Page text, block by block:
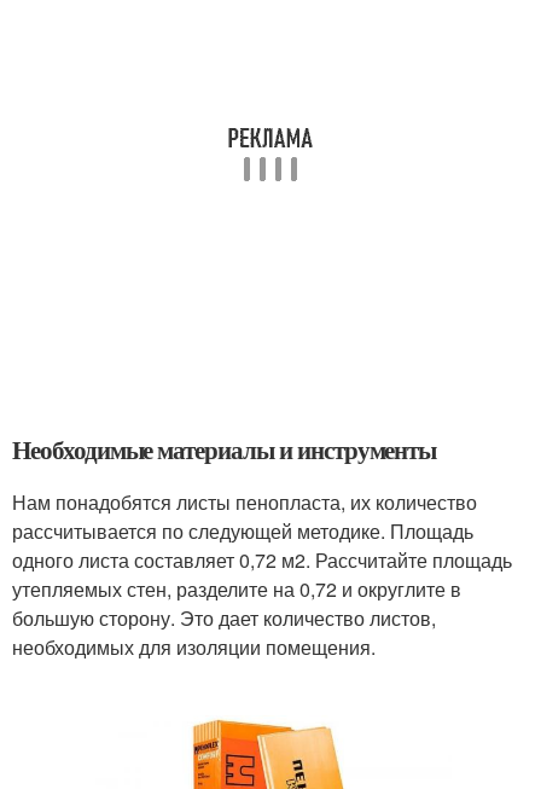
Необходимые материалы и инструменты
Нам понадобятся листы пенопласта, их количество
рассчитывается по следующей методике. Площадь
одного листа составляет 0,72 м2. Рассчитайте площадь
утепляемых стен, разделите на 0,72 и округлите в
большую сторону. Это дает количество листов,
необходимых для изоляции помещения.